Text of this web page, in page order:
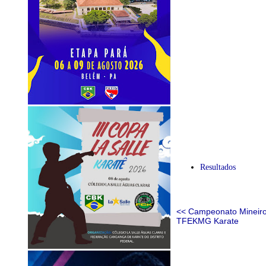
Resultados
<< Campeonato
TFEKMG Karate